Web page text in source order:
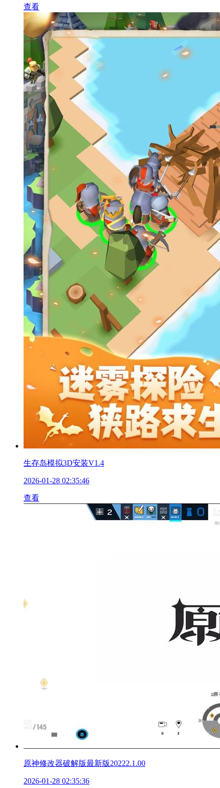
查看
生存岛模拟3D安装V1.4
2026-01-28 02:35:46
查看
原神修改器破解版最新版20222.1.00
2026-01-28 02:35:36